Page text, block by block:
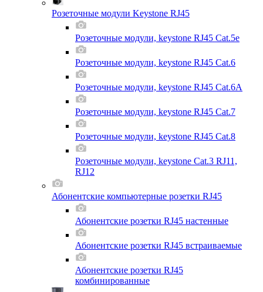
Розеточные модули Keystone RJ45
Розеточные модули, keystone RJ45 Cat.5e
Розеточные модули, keystone RJ45 Cat.6
Розеточные модули, keystone RJ45 Cat.6A
Розеточные модули, keystone RJ45 Cat.7
Розеточные модули, keystone RJ45 Cat.8
Розеточные модули, keystone Cat.3 RJ11,
RJ12
Абонентские компьютерные розетки RJ45
Абонентские розетки RJ45 настенные
Абонентские розетки RJ45 встраиваемые
Абонентские розетки RJ45
комбинированные